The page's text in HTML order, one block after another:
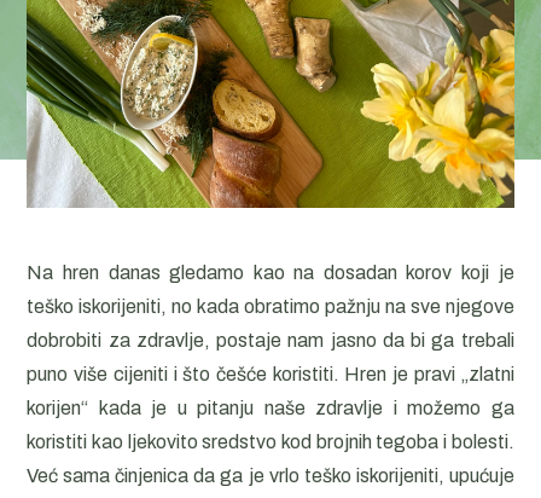
Na hren danas gledamo kao na dosadan korov koji je
teško iskorijeniti, no kada obratimo pažnju na sve njegove
dobrobiti za zdravlje, postaje nam jasno da bi ga trebali
puno više cijeniti i što češće koristiti. Hren je pravi „zlatni
korijen“ kada je u pitanju naše zdravlje i možemo ga
koristiti kao ljekovito sredstvo kod brojnih tegoba i bolesti.
Već sama činjenica da ga je vrlo teško iskorijeniti, upućuje